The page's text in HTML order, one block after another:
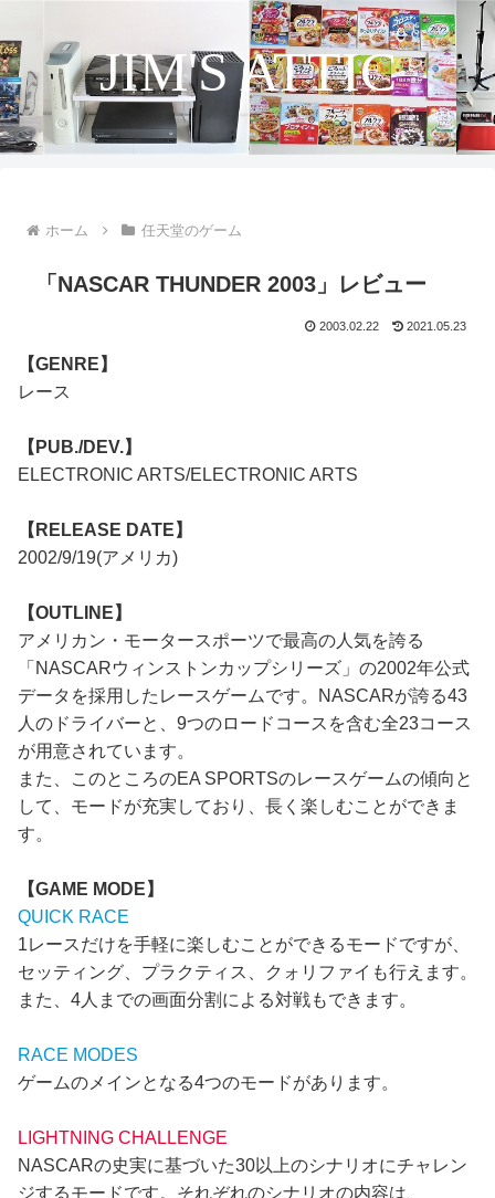
JIM'S ATTIC
ホーム 任天堂のゲーム
「NASCAR THUNDER 2003」レビュー
2003.02.22 2021.05.23
【GENRE】
レース
【PUB./DEV.】
ELECTRONIC ARTS/ELECTRONIC ARTS
【RELEASE DATE】
2002/9/19(アメリカ)
【OUTLINE】
アメリカン・モータースポーツで最高の人気を誇る
「NASCARウィンストンカップシリーズ」の2002年公式
データを採用したレースゲームです。NASCARが誇る43
人のドライバーと、9つのロードコースを含む全23コース
が用意されています。
また、このところのEA SPORTSのレースゲームの傾向と
して、モードが充実しており、長く楽しむことができま
す。
【GAME MODE】
QUICK RACE
1レースだけを手軽に楽しむことができるモードですが、
セッティング、プラクティス、クォリファイも行えます。
また、4人までの画面分割による対戦もできます。
RACE MODES
ゲームのメインとなる4つのモードがあります。
LIGHTNING CHALLENGE
NASCARの史実に基づいた30以上のシナリオにチャレン
ジするモードです。それぞれのシナリオの内容は、